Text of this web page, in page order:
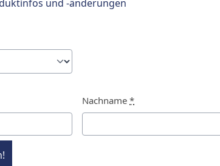
und -änderungen
Nachname *